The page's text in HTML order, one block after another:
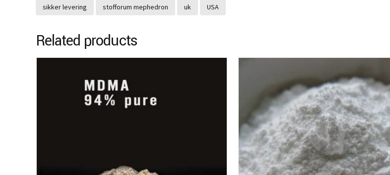
sikker levering stofforum mephedron uk USA
Related products